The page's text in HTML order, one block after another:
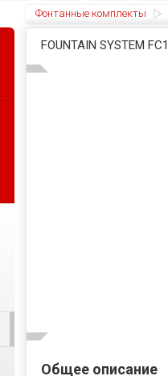
Фонтанные комплекты
FOUNTAIN SYSTEM
Общее описание